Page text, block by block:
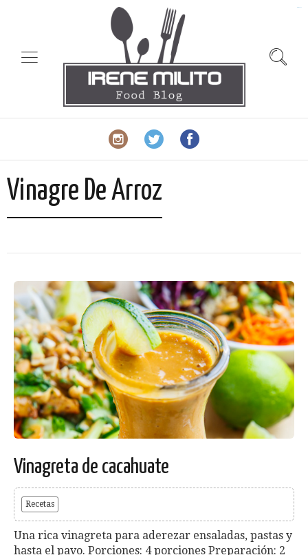
Vinagre De Arroz
Vinagreta de cacahuate
Recetas
Una rica vinagreta para aderezar ensaladas, pastas y
hasta el pavo. Porciones: 4 porciones Preparación: 2